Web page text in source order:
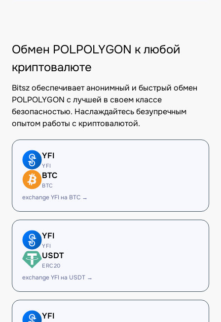
Обмен POLPOLYGON к любой
криптовалюте
Bitsz обеспечивает анонимный и быстрый обмен
POLPOLYGON с лучшей в своем классе
безопасностью. Наслаждайтесь безупречным
опытом работы с криптовалютой.
YFI
YFI
BTC
BTC
exchange YFI на BTC →
YFI
YFI
USDT
ERC20
exchange YFI на USDT →
YFI